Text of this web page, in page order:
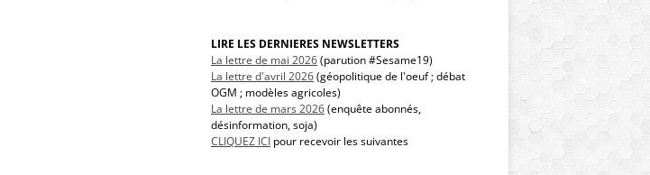
LIRE LES DERNIERES NEWSLETTERS
La lettre de mai 2026(parution #Sesame19)
La lettre d'avril 2026(géopolitique de l'oeuf ; débat
OGM ; modèles agricoles)
La lettre de mars 2026(enquête abonnés,
désinformation, soja)
CLIQUEZ ICI pour recevoir les suivantes